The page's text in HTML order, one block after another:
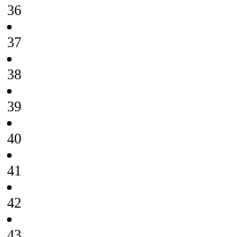
36
37
38
39
40
41
42